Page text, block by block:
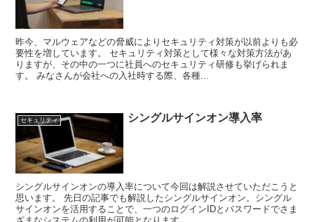
昨今、マルウェアなどの脅威によりセキュリティ対策が以前よりも必
要性を増しています。 セキュリティ対策として様々な対策方法があ
りますが、その中の一つに社員へのセキュリティ研修も挙げられま
す。 みなさんが会社への入社時する際、各種...
セキュリティ シングルサインオン導入率
シングルサインオンの導入率について今回は解説させていただこうと
思います。 先日の記事でも解説したシングルサインオン。シングル
サインオンを活用することで、一つのログインIDとパスワードでさま